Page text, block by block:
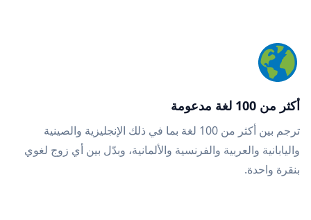
أكثر من 100 لغة مدعومة
ترجم بين أكثر من 100 لغة بما في ذلك الإنجليزية والصينية
واليابانية والعربية والفرنسية والألمانية، وبدّل بين أي زوج لغوي
بنقرة واحدة.